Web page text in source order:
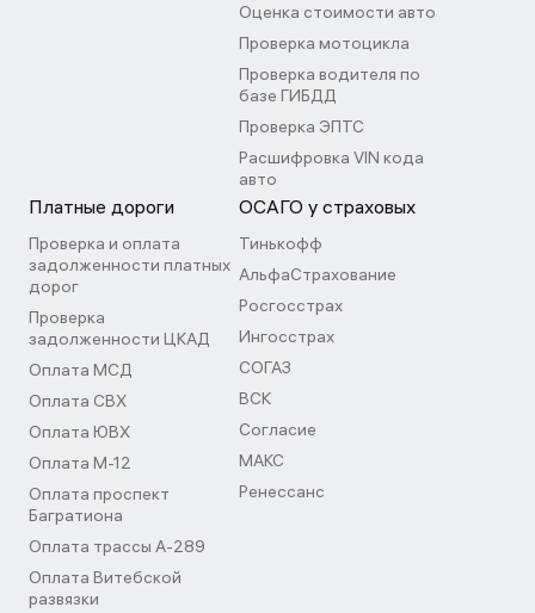
Оценка стоимости авто
Проверка мотоцикла
Проверка водителя по
базе ГИБДД
Проверка ЭПТС
Расшифровка VIN кода
авто
Платные дороги
Проверка и оплата
задолженности платных
дорог
Проверка
задолженности ЦКАД
Оплата МСД
Оплата СВХ
Оплата ЮВХ
Оплата М-12
Оплата проспект
Багратиона
Оплата трассы А-289
Оплата Витебской
развязки
ОСАГО у страховых
Тинькофф
АльфаСтрахование
Росгосстрах
Ингосстрах
СОГАЗ
ВСК
Согласие
МАКС
Ренессанс